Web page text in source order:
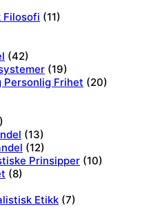
Filosofi (11)
(42)
(19)
Personlig Frihet (20)
(13)
(12)
Prinsipper (10)
(8)
Etikk (7)